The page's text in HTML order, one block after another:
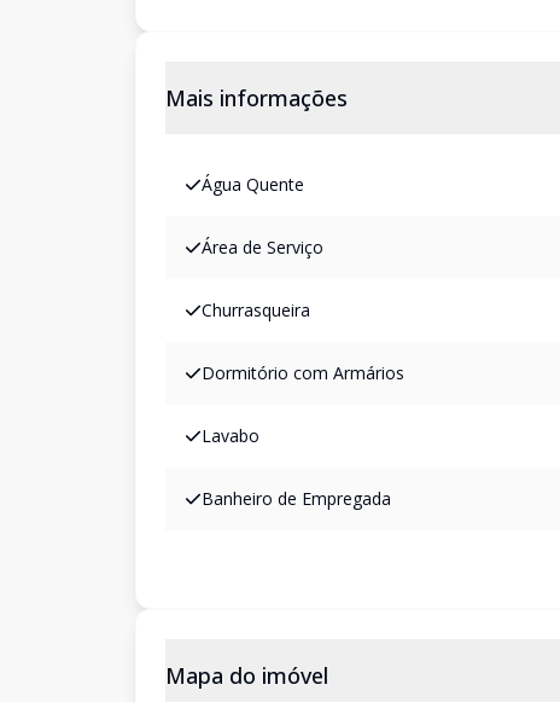
Mais informações
Água Quente
Área de Serviço
Churrasqueira
Dormitório com Armários
Lavabo
Banheiro de Empregada
Mapa do imóvel